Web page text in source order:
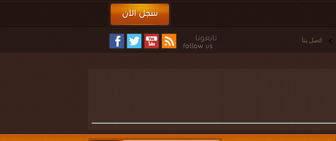
اتصل بنا